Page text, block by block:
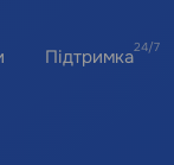
Підтримка